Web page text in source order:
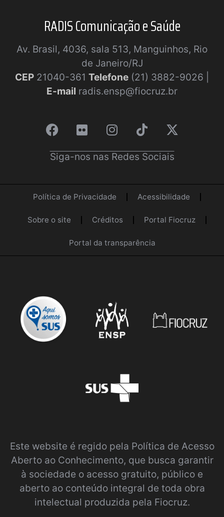
RADIS Comunicação e Saúde
Av. Brasil, 4036, sala 513, Manguinhos, Rio
de Janeiro/RJ
CEP 21040-361 Telefone (21) 3882-9026 |
E-mail radis.ensp@fiocruz.br
Siga-nos nas Redes Sociais
Política de Privacidade Acessibilidade
Sobre o site Créditos Portal Fiocruz
Portal da transparência
Este website é regido pela Política de Acesso
Aberto ao Conhecimento, que busca garantir
à sociedade o acesso gratuito, público e
aberto ao conteúdo integral de toda obra
intelectual produzida pela Fiocruz.